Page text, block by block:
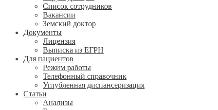
Список сотрудников
Вакансии
Земский доктор
Документы
Лицензия
Выписка из ЕГРН
Для пациентов
Режим работы
Телефонный справочник
Углубленная диспансеризация
Статьи
Анализы